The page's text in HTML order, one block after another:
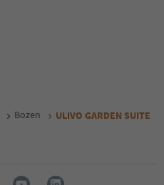
Bozen ULIVO GARDEN SUITE